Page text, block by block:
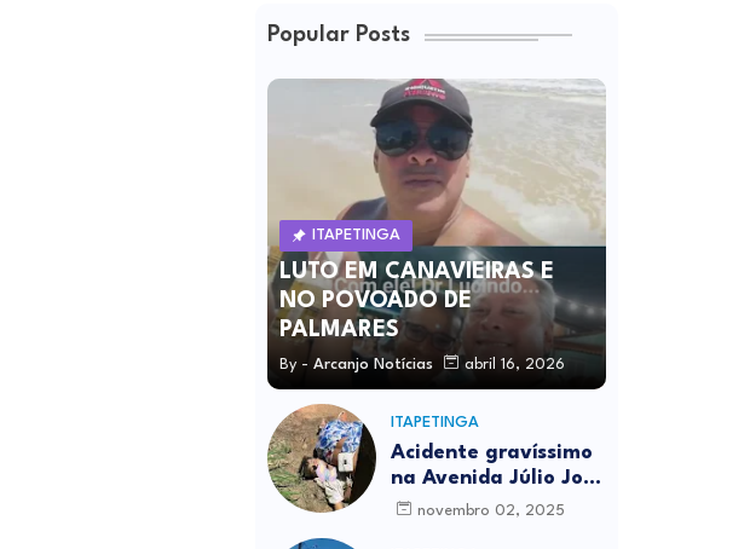
Popular Posts
ITAPETINGA
LUTO EM CANAVIEIRAS E
NO POVOADO DE
PALMARES
By - Arcanjo Notícias abril 16, 2026
ITAPETINGA
Acidente gravíssimo
na Avenida Júlio José
Rodrigues deixa um
novembro 02, 2025